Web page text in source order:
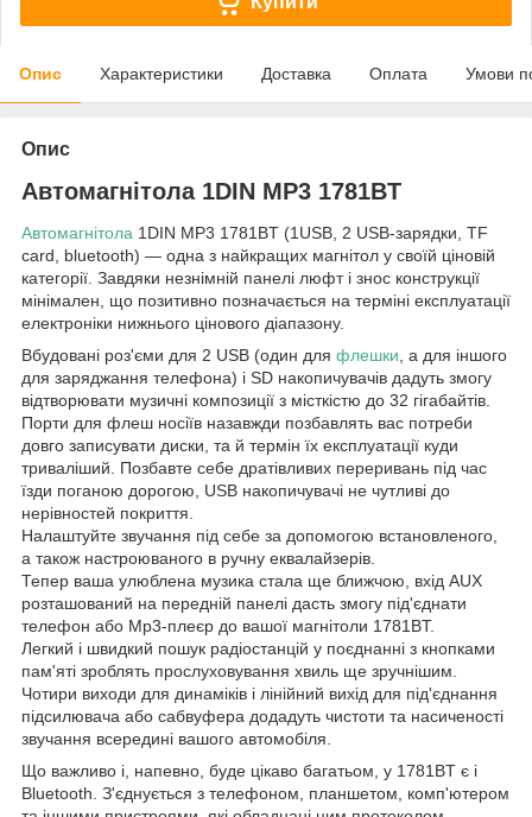
Опис Характеристики Доставка Оплата Умови
Опис
Автомагнітола 1DIN MP3 1781BT
Автомагнітола 1DIN MP3 1781BT (1USB, 2 USB-зарядки, TF
card, bluetooth) — одна з найкращих магнітол у своїй ціновій
категорії. Завдяки незнімній панелі люфт і знос конструкції
мінімален, що позитивно позначається на терміні експлуатації
електроніки нижнього цінового діапазону.
Вбудовані роз'єми для 2 USB (один для флешки, а для іншого
для заряджання телефона) і SD накопичувачів дадуть змогу
відтворювати музичні композиції з місткістю до 32 гігабайтів.
Порти для флеш носіїв назавжди позбавлять вас потреби
довго записувати диски, та й термін їх експлуатації куди
триваліший. Позбавте себе дратівливих переривань під час
їзди поганою дорогою, USB накопичувачі не чутливі до
нерівностей покриття.
Налаштуйте звучання під себе за допомогою встановленого,
а також настроюваного в ручну еквалайзерів.
Тепер ваша улюблена музика стала ще ближчою, вхід AUX
розташований на передній панелі дасть змогу під'єднати
телефон або Mp3-плеєр до вашої магнітоли 1781BT.
Легкий і швидкий пошук радіостанцій у поєднанні з кнопками
пам'яті зроблять прослуховування хвиль ще зручнішим.
Чотири виходи для динаміків і лінійний вихід для під'єднання
підсилювача або сабвуфера додадуть чистоти та насиченості
звучання всередині вашого автомобіля.
Що важливо і, напевно, буде цікаво багатьом, у 1781BT є і
Bluetooth. З'єднується з телефоном, планшетом, комп'ютером